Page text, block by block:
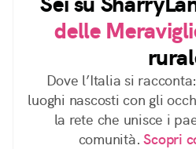
delle
Dove l’Italia si racconta:
luoghi nascosti con gli
la rete che unisce i
comunità. Scopri